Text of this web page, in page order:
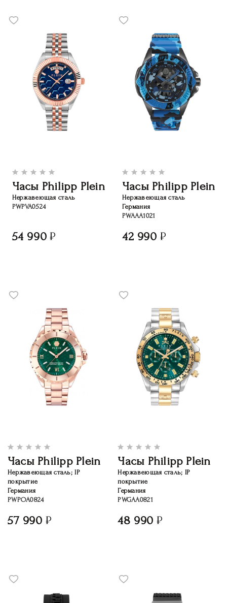
Часы Philipp Plein
Нержавеющая сталь
PWPVA0524
54 990
Часы Philipp Plein
Нержавеющая сталь
Германия
PWAAA1021
42 990
Часы Philipp Plein
Нержавеющая сталь; IP
покрытие
Германия
PWPOA0824
57 990
Часы Philipp Plein
Нержавеющая сталь; IP
покрытие
Германия
PWGAA0821
48 990